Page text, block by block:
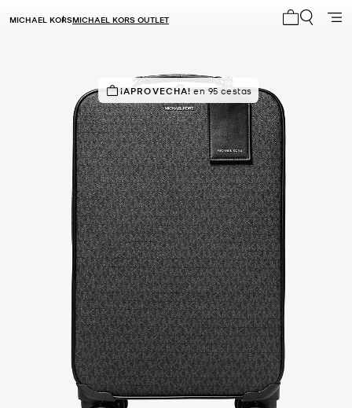
MICHAEL KORSMICHAEL KORS OUTLET
¡SOLICITADOS!24 vendidos
¡APROVECHA!en 95 cestas